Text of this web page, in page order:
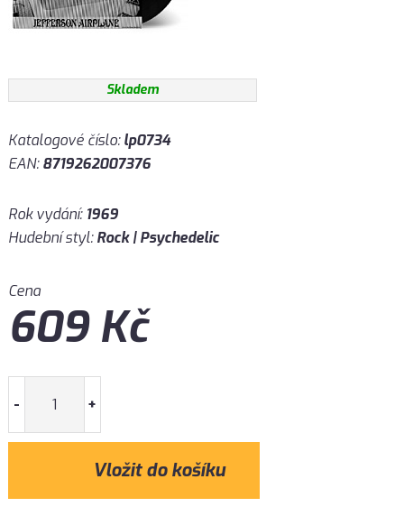
Skladem
Katalogové číslo:lp0734
EAN:8719262007376
Rok vydání: 1969
Hudební styl:Rock | Psychedelic
Cena
609Kč
- +